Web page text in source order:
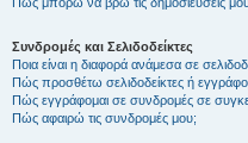
Συνδρομές και Σελιδοδείκτες
Ποια είναι η διαφορά ανάμεσα σε
Πώς προσθέτω σελιδοδείκτες ή
Πώς εγγράφομαι σε συνδρομές σε
Πώς αφαιρώ τις συνδρομές μου;